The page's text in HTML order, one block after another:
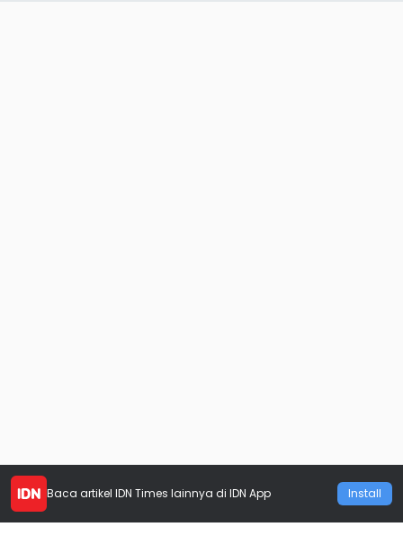
Baca artikel IDN Times lainnya di IDN App Install